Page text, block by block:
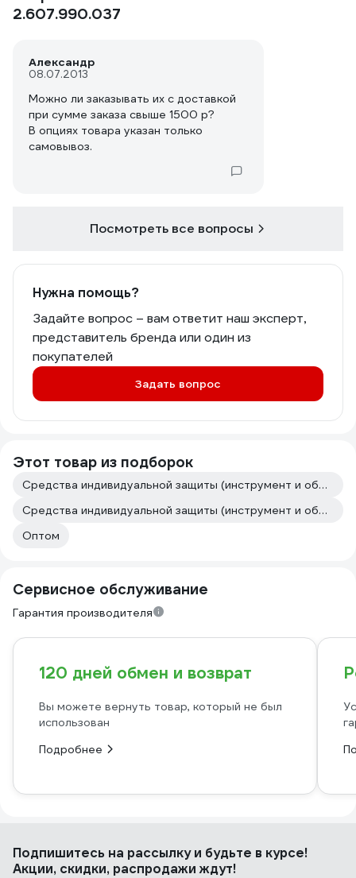
2.607.990.037
Александр
08.07.2013
Можно ли заказывать их с доставкой
при сумме заказа свыше 1500 р?
В опциях товара указан только
самовывоз.
Посмотреть все вопросы
Нужна помощь?
Задайте вопрос – вам ответит наш эксперт,
представитель бренда или один из
покупателей
Задать вопрос
Этот товар из подборок
Средства индивидуальной защиты (инструмент и оборудование для покраски авто)
Средства индивидуальной защиты (инструмент и оборудование для кузовного ремонта)
Оптом
Сервисное обслуживание
Гарантия производителя
120 дней обмен и возврат
Вы можете вернуть товар, который не был
использован
Подробнее
Подпишитесь на рассылкуи будьте в курсе!
Акции, скидки, распродажи ждут!